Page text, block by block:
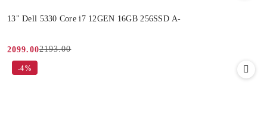
13" Dell 5330 Core i7 12GEN 16GB 256SSD A-
Cena
promocyjna:
2099.00
Cena
przed
2193.00
-4%